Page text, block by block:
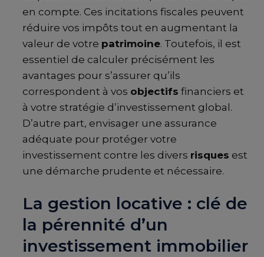
en compte. Ces incitations fiscales peuvent
réduire vos impôts tout en augmentant la
valeur de votre patrimoine. Toutefois, il est
essentiel de calculer précisément les
avantages pour s’assurer qu’ils
correspondent à vos objectifs financiers et
à votre stratégie d’investissement global.
D’autre part, envisager une assurance
adéquate pour protéger votre
investissement contre les divers risques est
une démarche prudente et nécessaire.
La gestion locative : clé de
la pérennité d’un
investissement immobilier